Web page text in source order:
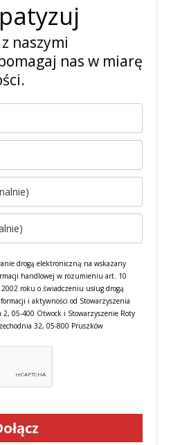
naszymi
nas w miarę
drogą elektroniczną na wskazany
handlowej w rozumieniu art. 10
roku o świadczeniu usług drogą
i aktywności od Stowarzyszenia
2, 05-400 Otwock i Stowarzyszenie Roty
32, 05-800 Pruszków